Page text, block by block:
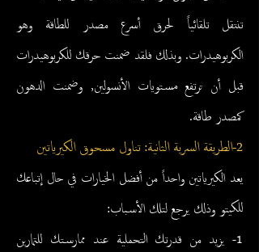
تنتقل تلقائياً لحرق أسرع مصدر للطاقة وهو
الكربوهيدرات. وبذلك فلقد ضمنت حرقك للكربوهيدرات
قبل أن ترتفع مستويات الأنسولين, وضمنت الدهون
كمصدر طاقة.
2-الطريقة السرية الثانية: تناول مسحوق الكيرياتين
يعد الكيرياتين واحداً من أفضل الخيارات في حال إتباعك
للكيتو وذلك يرجع لتلك الأسباب:
1- يزيد من قدرتك التحملية عند ممارستك للتمارين